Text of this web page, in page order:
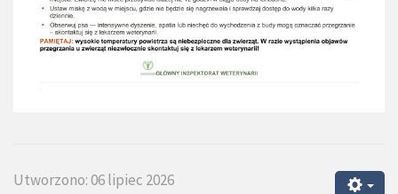
Utworzono: 06 lipiec 2026